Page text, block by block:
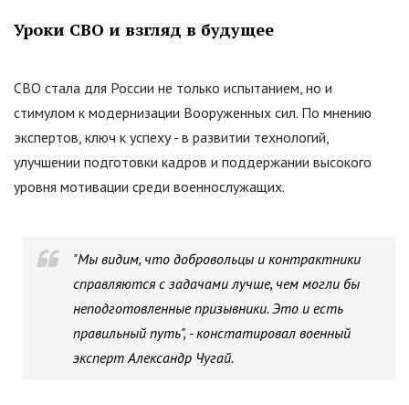
Уроки СВО и взгляд в будущее
СВО стала для России не только испытанием, но и
стимулом к модернизации Вооруженных сил. По мнению
экспертов, ключ к успеху - в развитии технологий,
улучшении подготовки кадров и поддержании высокого
уровня мотивации среди военнослужащих.
"Мы видим, что добровольцы и контрактники
справляются с задачами лучше, чем могли бы
неподготовленные призывники. Это и есть
правильный путь", - констатировал военный
эксперт Александр Чугай.